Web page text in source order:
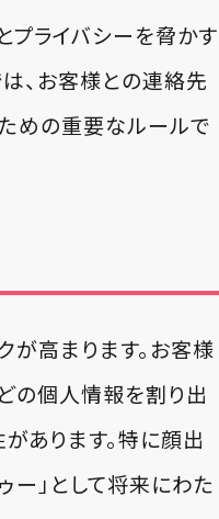
プライバシーを脅かす
、お客様との連絡先
めの重要なルールで
が高まります。お客様
の個人情報を割り出
あります。特に顔出
ー」として将来にわた